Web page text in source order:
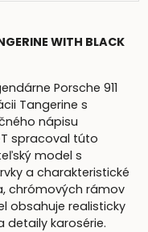
WITH BLACK
Porsche 911
Tangerine s
nápisu
spracoval túto
model s
a charakteristické
chrómových rámov
obsahuje realisticky
detaily karosérie.